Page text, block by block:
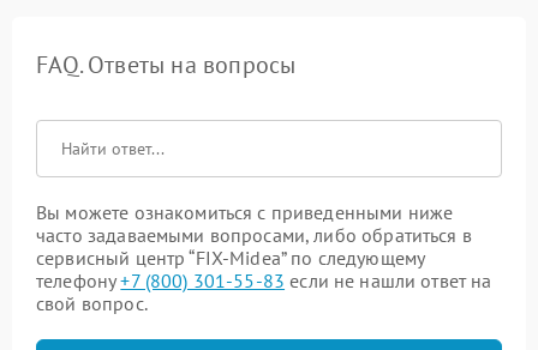
FAQ. Ответы на вопросы
Вы можете ознакомиться с приведенными ниже
часто задаваемыми вопросами, либо обратиться в
сервисный центр “FIX-Midea” по следующему
телефону+7 (800) 301-55-83 если не нашли ответ на
свой вопрос.